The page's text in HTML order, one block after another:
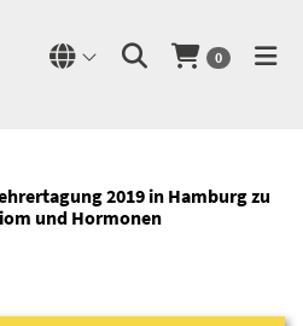
0
2019 in Hamburg zu
und Hormonen